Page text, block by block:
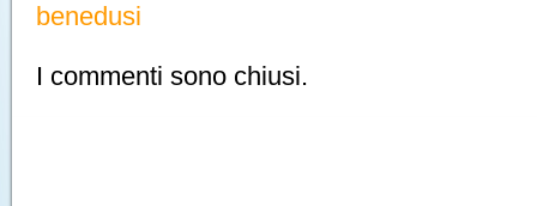
benedusi
I commenti sono chiusi.